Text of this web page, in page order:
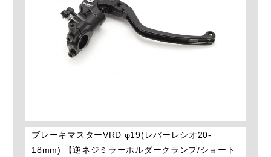
ブレーキマスターVRD φ19(レバーレシオ20-
18mm) 【逆ネジミラーホルダークランプ/ショート